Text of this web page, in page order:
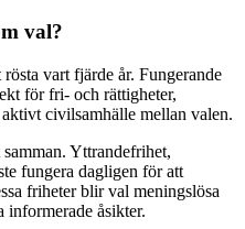
val?
vart fjärde år. Fungerande
för fri- och rättigheter,
civilsamhälle mellan valen.
Yttrandefrihet,
fungera dagligen för att
friheter blir val meningslösa
informerade åsikter.